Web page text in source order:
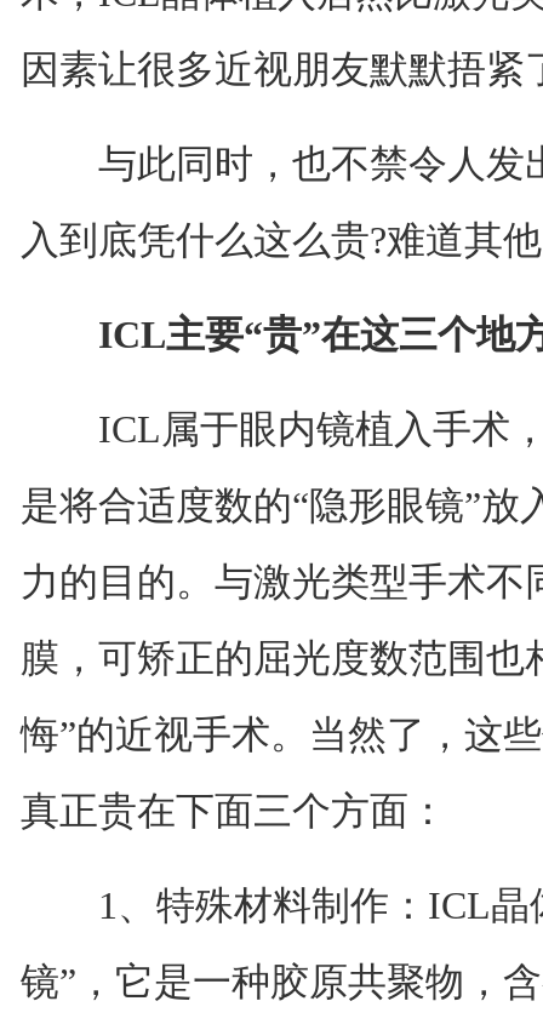
因素让很多近视朋友默默捂紧
与此同时，也不禁令人发
入到底凭什么这么贵?难道其
ICL主要“贵”在这三个地
ICL属于眼内镜植入手术，
是将合适度数的“隐形眼镜”
力的目的。与激光类型手术
膜，可矫正的屈光度数范围也
悔”的近视手术。当然了，这
真正贵在下面三个方面：
1、特殊材料制作：ICL晶
镜”，它是一种胶原共聚物，